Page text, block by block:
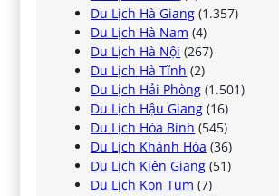
Du Lịch Hà Giang (1.357)
Du Lịch Hà Nam (4)
Du Lịch Hà Nội (267)
Du Lịch Hà Tĩnh (2)
Du Lịch Hải Phòng (1.501)
Du Lịch Hậu Giang (16)
Du Lịch Hòa Bình (545)
Du Lịch Khánh Hòa (36)
Du Lịch Kiên Giang (51)
Du Lịch Kon Tum (7)